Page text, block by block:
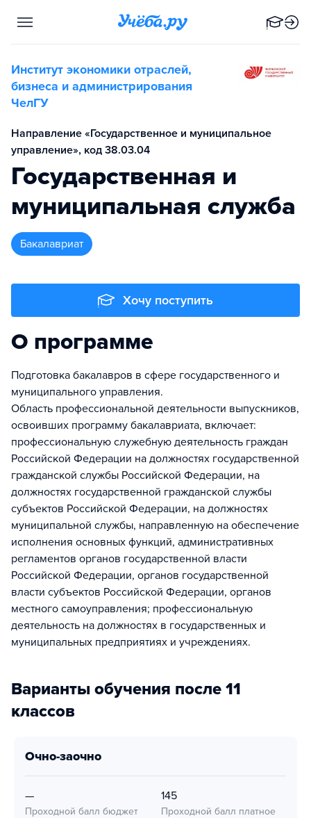
Институт экономики отраслей,
бизнеса и администрирования
ЧелГУ
Направление «Государственное и муниципальное
управление», код 38.03.04
Государственная и
муниципальная служба
бакалавриат
Хочу поступить
О программе
Подготовка бакалавров в сфере государственного и
муниципального управления.
Область профессиональной деятельности выпускников,
освоивших программу бакалавриата, включает:
профессиональную служебную деятельность граждан
Российской Федерации на должностях государственной
гражданской службы Российской Федерации, на
должностях государственной гражданской службы
субъектов Российской Федерации, на должностях
муниципальной службы, направленную на обеспечение
исполнения основных функций, административных
регламентов органов государственной власти
Российской Федерации, органов государственной
власти субъектов Российской Федерации, органов
местного самоуправления; профессиональную
деятельность на должностях в государственных и
муниципальных предприятиях и учреждениях.
Варианты обучения после 11
классов
очно-заочно
—
Проходной балл бюджет
145
Проходной балл платное